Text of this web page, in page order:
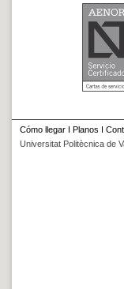
Cómo llegar I Planos I
Universitat Politècnica de